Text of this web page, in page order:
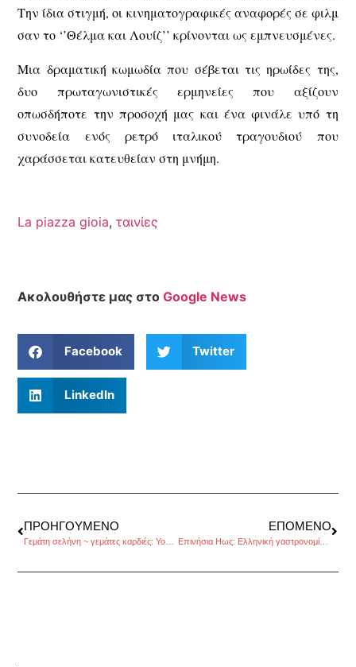
Την ίδια στιγμή, οι κινηματογραφικές αναφορές σε φιλμ
σαν το ‘’Θέλμα και Λουίζ’’ κρίνονται ως εμπνευσμένες.
Μια δραματική κωμωδία που σέβεται τις ηρωίδες της,
δυο πρωταγωνιστικές ερμηνείες που αξίζουν
οπωσδήποτε την προσοχή μας και ένα φινάλε υπό τη
συνοδεία ενός ρετρό ιταλικού τραγουδιού που
χαράσσεται κατευθείαν στη μνήμη.
La piazza gioia,ταινίες
Ακολουθήστε μας στοGoogle News
Facebook Twitter
LinkedIn
ΠΡΟΗΓΟΎΜΕΝΟ ΕΠΌΜΕΝΟ
Επινήσια Ηως: Ελληνική γαστρονομία με το αυθεντικό ελληνικό, μονοποικιλιακό ελαιόλαδο λάδι G.E.T